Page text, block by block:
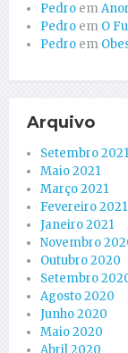
Pedro em
Pedro em O
Pedro em
Arquivo
Setembro 2021
Maio 2021
Março 2021
Fevereiro 2021
Janeiro 2021
Novembro
Outubro 2020
Setembro
Agosto 2020
Junho 2020
Maio 2020